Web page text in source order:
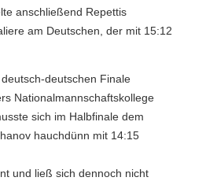
anschließend Repettis
am Deutschen, der mit 15:12
deutschen Finale
Nationalmannschaftskollege
sich im Halbfinale dem
hauchdünn mit 14:15
und ließ sich dennoch nicht